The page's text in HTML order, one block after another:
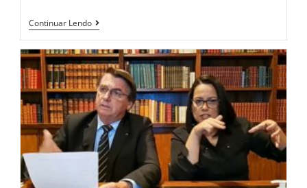
Continuar LendoGovernador
Camilo
Prorroga
Lockdown
No
Ceará
Até
O
Dia
4
De
Abril